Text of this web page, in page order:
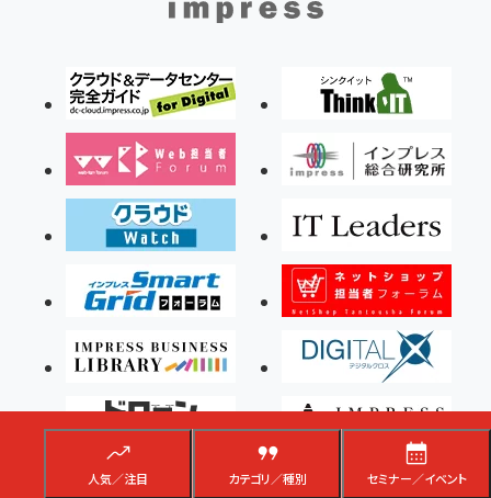
人気／注目 カテゴリ／種別 セミナー／イベント